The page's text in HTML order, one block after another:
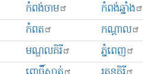
កំពង់ចាម
កំពង់ឆ្នាំង
កំពត
កណ្ដាល
មណ្ឌលគិរី
ភ្នំពេញ